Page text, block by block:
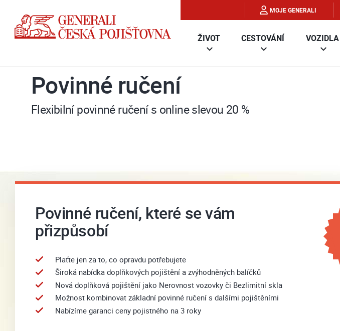
MOJE GENERALI
ŽIVOT CESTOVÁNÍ VOZIDLA
Povinné ručení
Flexibilní povinné ručení s online slevou 20 %
Povinné ručení, které se vám
přizpůsobí
Plaťte jen za to, co opravdu potřebujete
Široká nabídka doplňkových pojištění a zvýhodněných balíčků
Nová doplňková pojištění jako Nerovnost vozovky či Bezlimitní skla
Možnost kombinovat základní povinné ručení s dalšími pojištěními
Nabízíme garanci ceny pojistného na 3 roky